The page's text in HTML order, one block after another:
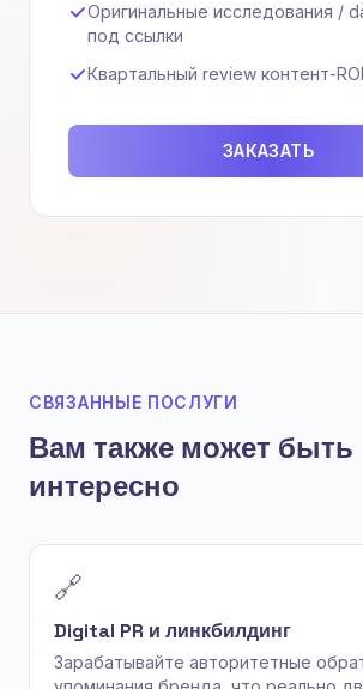
Оригинальные исследования /
под ссылки
Квартальный review контент-ROI
ЗАКАЗАТЬ
СВЯЗАННЫЕ ПОСЛУГИ
Вам также может быть
интересно
🔗
Digital PR и линкбилдинг
Зарабатывайте авторитетные